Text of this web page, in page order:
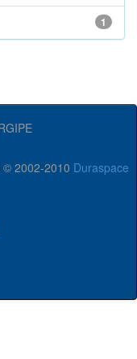
1
© 2002-2010 Duraspace